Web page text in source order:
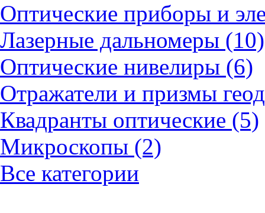
Оптические приборы и
Лазерные дальномеры (10)
Оптические нивелиры (6)
Отражатели и призмы
Квадранты оптические (5)
Микроскопы (2)
Все категории